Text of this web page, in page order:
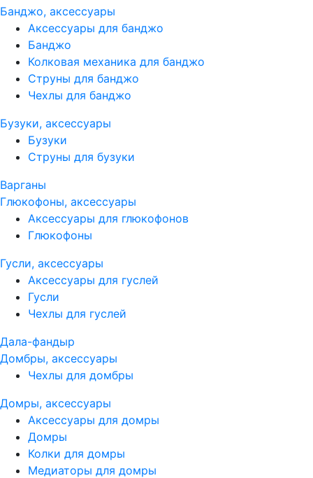
Банджо, аксессуары
Аксессуары для банджо
Банджо
Колковая механика для банджо
Струны для банджо
Чехлы для банджо
Бузуки, аксессуары
Бузуки
Струны для бузуки
Варганы
Глюкофоны, аксессуары
Аксессуары для глюкофонов
Глюкофоны
Гусли, аксессуары
Аксессуары для гуслей
Гусли
Чехлы для гуслей
Дала-фандыр
Домбры, аксессуары
Чехлы для домбры
Домры, аксессуары
Аксессуары для домры
Домры
Колки для домры
Медиаторы для домры